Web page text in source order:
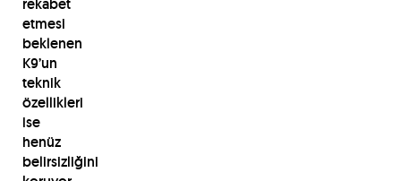
rekabet
etmesi
beklenen
K9’un
teknik
özellikleri
ise
henüz
belirsizliğini